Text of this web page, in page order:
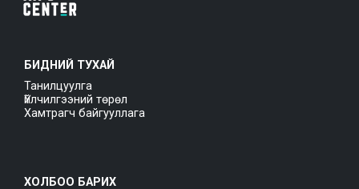
БИДНИЙ ТУХАЙ
Танилцуулга
Үйлчилгээний төрөл
Хамтрагч байгууллага
ХОЛБОО БАРИХ